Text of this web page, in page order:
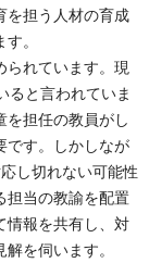
を担う人材の育成
。
られています。現
ると言われていま
を担任の教員がし
です。しかしなが
し切れない可能性
担当の教諭を配置
情報を共有し、対
を伺います。